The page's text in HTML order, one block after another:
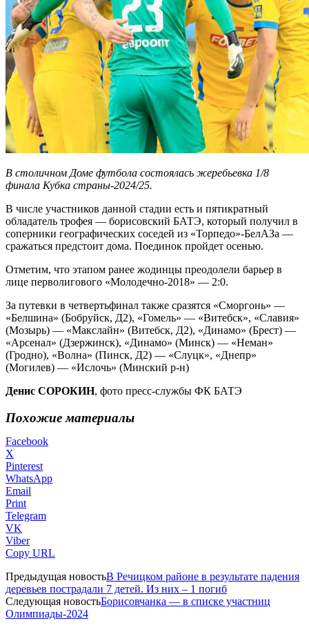
В столичном Доме футбола состоялась жеребьевка 1/8
финала Кубка страны-2024/25.
В числе участников данной стадии есть и пятикратный
обладатель трофея — борисовский БАТЭ, который получил в
соперники географических соседей из «Торпедо»-БелАЗа —
сражаться предстоит дома. Поединок пройдет осенью.
Отметим, что этапом ранее жодинцы преодолели барьер в
лице перволигового «Молодечно-2018» — 2:0.
За путевки в четвертьфинал также сразятся «Сморгонь» —
«Белшина» (Бобруйск, Д2), «Гомель» — «Витебск», «Славия»
(Мозырь) — «Макслайн» (Витебск, Д2), «Динамо» (Брест) —
«Арсенал» (Дзержинск), «Динамо» (Минск) — «Неман»
(Гродно), «Волна» (Пинск, Д2) — «Слуцк», «Днепр»
(Могилев) — «Ислочь» (Минский р-н)
Денис СОРОКИН, фото пресс-службы ФК БАТЭ
Похожие материалы
Facebook
X
Pinterest
WhatsApp
Email
Print
Telegram
VK
Viber
Copy URL
Предыдущая новостьВ Речицком районе в результате падения
деревьев пострадали 7 детей. Из них – 1 погиб
Следующая новостьБорисовчанка — в списке участниц
Олимпиады-2024